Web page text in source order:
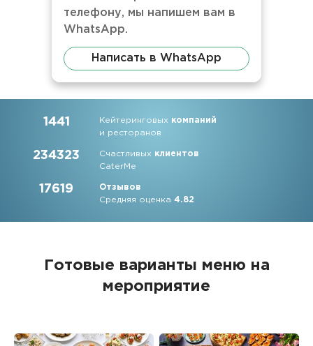
телефону, мы напишем вам в
WhatsApp.
Написать в WhatsApp
1441 Кейтеринговых компаний
и ресторанов
234323 Счастливых клиентов
CaterMe
17619
Отзывов
Средняя оценка4.82
Готовые варианты меню на
мероприятие